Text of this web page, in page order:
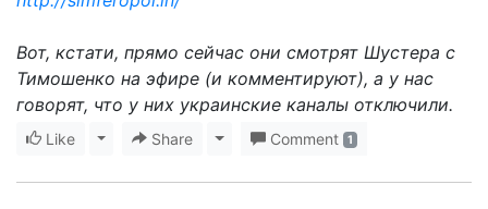
Вот, кстати, прямо сейчас они смотрят Шустера с
Тимошенко на эфире (и комментируют), а у нас
говорят, что у них украинские каналы отключили.
Like Toggle Dropdown
Share Toggle Dropdown
Comment 1